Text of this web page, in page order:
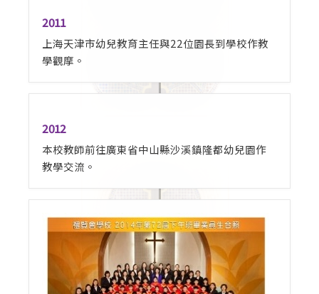
2011
上海天津市幼兒教育主任與22位園長到學校作教
學觀摩。
2012
本校教師前往廣東省中山縣沙溪鎮隆都幼兒園作
教學交流。